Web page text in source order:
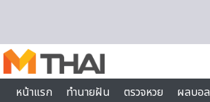
หน้าแรก
ทำนายฝัน ตรวจหวย ผลบอล